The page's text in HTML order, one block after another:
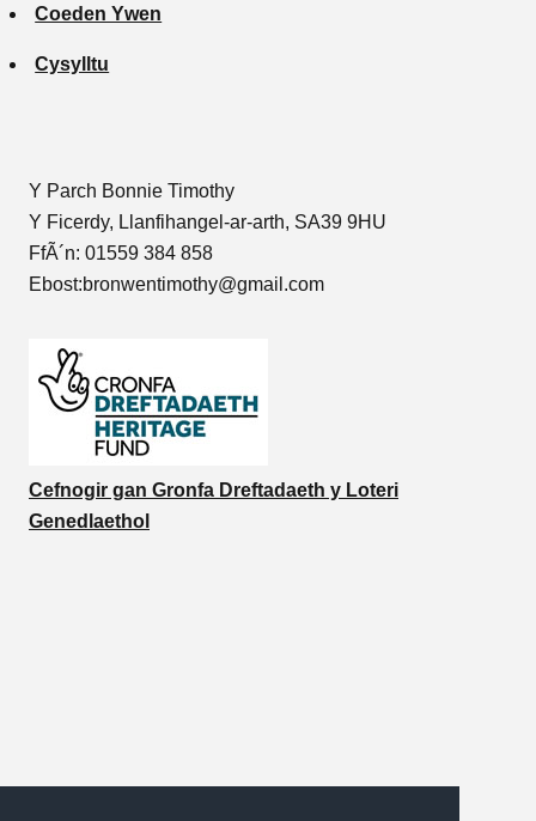
Coeden Ywen
Cysylltu
Y Parch Bonnie Timothy
Y Ficerdy, Llanfihangel-ar-arth, SA39 9HU
FfÃ´n: 01559 384 858
Ebost:bronwentimothy@gmail.com
Cefnogir gan Gronfa Dreftadaeth y Loteri
Genedlaethol